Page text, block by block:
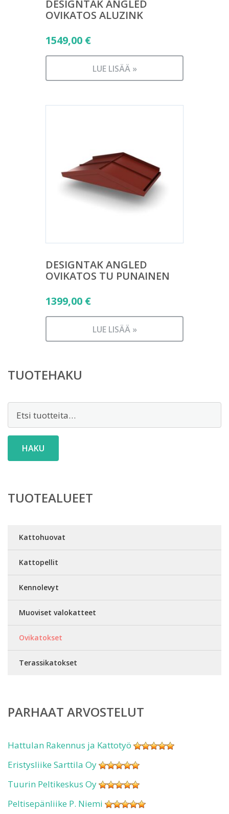
DESIGNTAK ANGLED
OVIKATOS ALUZINK
1549,00 €
LUE LISÄÄ »
DESIGNTAK ANGLED
OVIKATOS TU PUNAINEN
1399,00 €
LUE LISÄÄ »
TUOTEHAKU
HAKU
TUOTEALUEET
Kattohuovat
Kattopellit
Kennolevyt
Muoviset valokatteet
Ovikatokset
Terassikatokset
PARHAAT ARVOSTELUT
Hattulan Rakennus ja Kattotyö
Eristysliike Sarttila Oy
Tuurin Peltikeskus Oy
Peltisepänliike P. Niemi